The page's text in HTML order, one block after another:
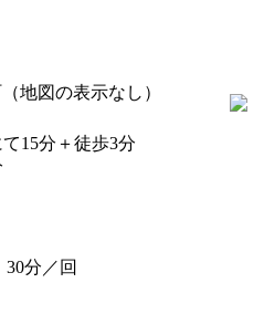
地図の表示なし）
15分＋徒歩3分
30分／回